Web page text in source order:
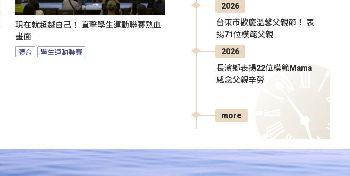
現在就超越自己！ 直擊學生運動聯賽熱血
畫面
體育 學生運動聯賽
2026
台東市歡慶溫馨父親節！ 表
揚71位模範父親
2026
長濱鄉表揚22位模範Mama
感念父親辛勞
more